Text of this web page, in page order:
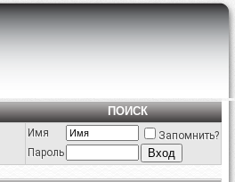
ПОИСК
Имя
Запомнить?
Пароль